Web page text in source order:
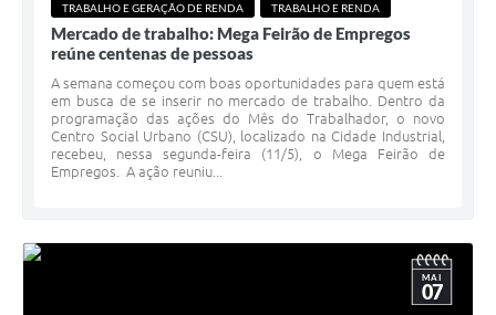
TRABALHO E GERAÇÃO DE RENDA
TRABALHO E RENDA
Mercado de trabalho: Mega Feirão de Empregos
reúne centenas de pessoas
A semana começou com boas oportunidades para quem está
em busca de se inserir no mercado de trabalho. Dentro da
programação das ações do Mês do Trabalhador, o novo
Centro Social Urbano (CSU), localizado na Cidade Industrial,
recebeu, nessa segunda-feira (11/5), o Mega Feirão de
Empregos. A ação reuniu...
MAI
07